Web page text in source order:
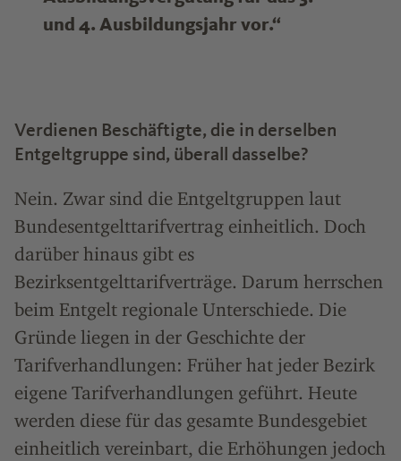
und 4. Ausbildungsjahr vor.“
Verdienen Beschäftigte, die in derselben
Entgeltgruppe sind, überall dasselbe?
Nein. Zwar sind die Entgeltgruppen laut
Bundesentgelttarifvertrag einheitlich. Doch
darüber hinaus gibt es
Bezirksentgelttarifverträge. Darum herrschen
beim Entgelt regionale Unterschiede. Die
Gründe liegen in der Geschichte der
Tarifverhandlungen: Früher hat jeder Bezirk
eigene Tarifverhandlungen geführt. Heute
werden diese für das gesamte Bundesgebiet
einheitlich vereinbart, die Erhöhungen jedoch